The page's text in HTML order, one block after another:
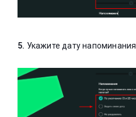
5. Укажите дату напоминания